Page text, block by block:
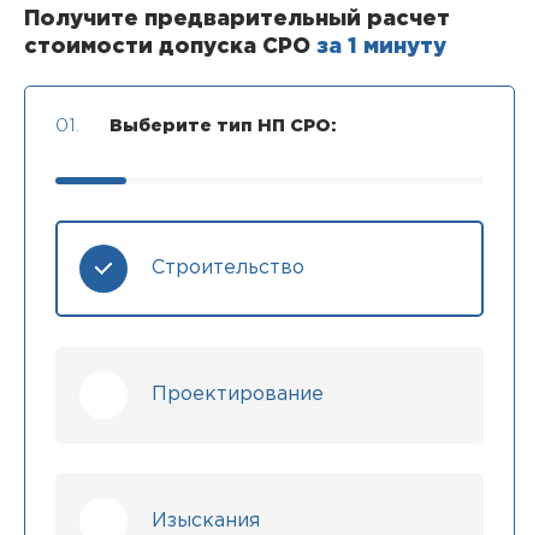
Получите предварительный расчет
стоимости допуска СРО за 1 минуту
01. Выберите тип НП СРО:
Строительство
Проектирование
Изыскания